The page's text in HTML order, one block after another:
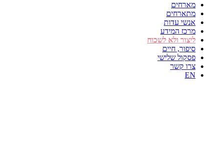
מארחים
מתארחים
אנשי עדות
מרכז המידע
ליצור ולא לשכוח
סיפור, חיים
פסקול שלישי
צרו קשר
EN